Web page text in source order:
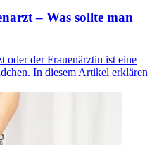
– Was sollte man
oder der Frauenärztin ist eine
In diesem Artikel erklären